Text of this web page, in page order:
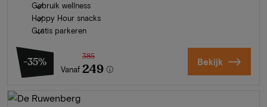
Gebruik wellness
Happy Hour snacks
Gratis parkeren
-35%
Vanaf
385
249 Bekijk